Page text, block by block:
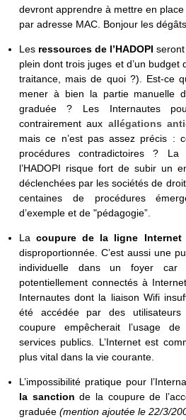
devront apprendre à mettre en
par adresse MAC. Bonjour les
Les ressources de l’HADOPI
plein dont trois juges et d’un budget
traitance, mais de quoi ?). Est-ce
mener à bien la partie manuelle
graduée ? Les Internautes
contrairement aux allégations
mais ce n’est pas assez précis :
procédures contradictoires ?
l’HADOPI risque fort de subir un
déclenchées par les sociétés de
centaines de procédures
d’exemple et de "pédagogie”.
Lacoupure de la ligne Internet
disproportionnée. C’est aussi une
individuelle dans un foyer car
potentiellement connectés à
Internautes dont la liaison Wifi
été accédée par des utilisateurs
coupure empêcherait l’usage
services publics. L’Internet est
plus vital dans la vie courante.
L’impossibilité pratique pour
la sanctionde la coupure de
graduée (mention ajoutée le 22/3/